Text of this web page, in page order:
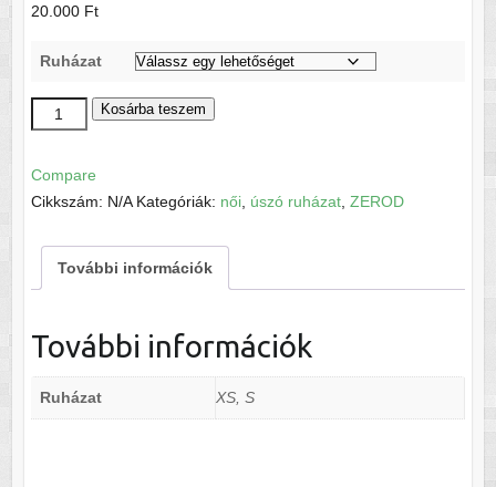
20.000 Ft
Ruházat
Zerod
Női
(fekete)
Kosárba teszem
Compare
Cikkszám: N/A Kategóriák: női, úszó ruházat, ZEROD
További információk
További információk
Ruházat XS, S